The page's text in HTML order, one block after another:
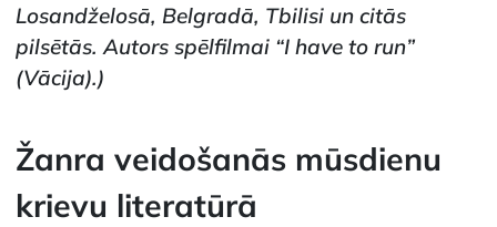
Losandželosā, Belgradā, Tbilisi un citās
pilsētās. Autors spēlfilmai “I have to run”
(Vācija).)
Žanra veidošanās mūsdienu
krievu literatūrā